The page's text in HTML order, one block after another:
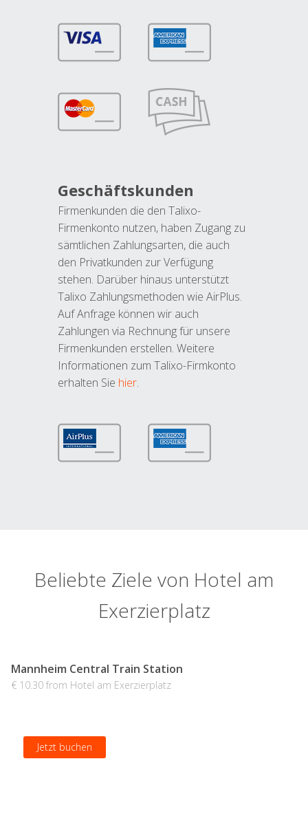
Geschäftskunden
Firmenkunden die den Talixo-
Firmenkonto nutzen, haben Zugang zu
sämtlichen Zahlungsarten, die auch
den Privatkunden zur Verfügung
stehen. Darüber hinaus unterstützt
Talixo Zahlungsmethoden wie AirPlus.
Auf Anfrage können wir auch
Zahlungen via Rechnung für unsere
Firmenkunden erstellen. Weitere
Informationen zum Talixo-Firmkonto
erhalten Sie hier.
Beliebte Ziele von Hotel am
Exerzierplatz
Mannheim Central Train Station
€ 10.30 from Hotel am Exerzierplatz
Jetzt buchen